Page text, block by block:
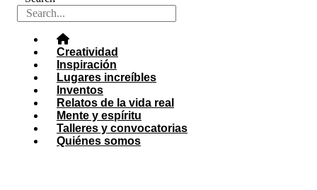
Creatividad
Inspiración
Lugares increíbles
Inventos
Relatos de la vida real
Mente y espíritu
Talleres y convocatorias
Quiénes somos